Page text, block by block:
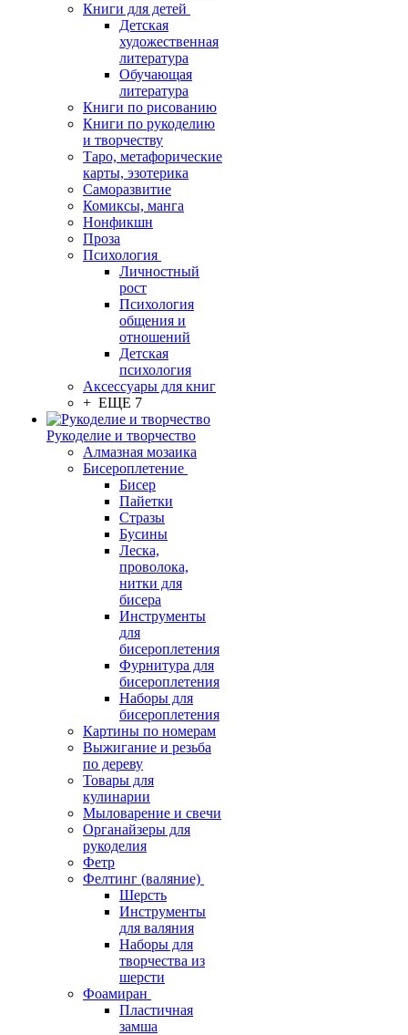
Книги для детей
Детская
художественная
литература
Обучающая
литература
Книги по рисованию
Книги по рукоделию
и творчеству
Таро, метафорические
карты, эзотерика
Саморазвитие
Комиксы, манга
Нонфикшн
Проза
Психология
Личностный
рост
Психология
общения и
отношений
Детская
психология
Аксессуары для книг
+ ЕЩЕ 7
Рукоделие и творчество
Алмазная мозаика
Бисероплетение
Бисер
Пайетки
Стразы
Бусины
Леска,
проволока,
нитки для
бисера
Инструменты
для
бисероплетения
Фурнитура для
бисероплетения
Наборы для
бисероплетения
Картины по номерам
Выжигание и резьба
по дереву
Товары для
кулинарии
Мыловарение и свечи
Органайзеры для
рукоделия
Фетр
Фелтинг (валяние)
Шерсть
Инструменты
для валяния
Наборы для
творчества из
шерсти
Фоамиран
Пластичная
замша